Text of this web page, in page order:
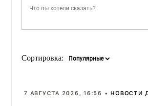
Сортировка:
7 АВГУСТА 2026, 16:56 • НОВОСТИ